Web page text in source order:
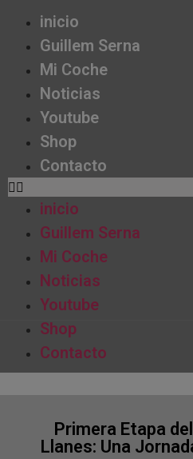
inicio
Guillem Serna
Mi Coche
Noticias
Youtube
Shop
Contacto
inicio
Guillem Serna
Mi Coche
Noticias
Youtube
Shop
Contacto
Primera Etapa
Llanes: Una